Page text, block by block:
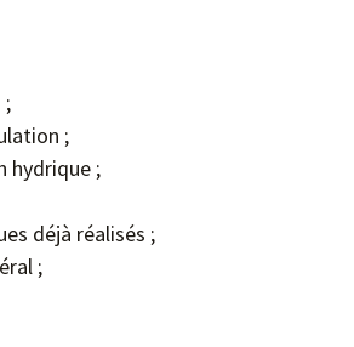
;
;
hydrique ;
déjà réalisés ;
;